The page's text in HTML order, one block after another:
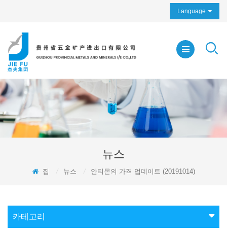
Language
뉴스
집 뉴스 안티몬의 가격 업데이트 (20191014)
카테고리